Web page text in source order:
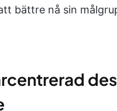
bättre nå sin